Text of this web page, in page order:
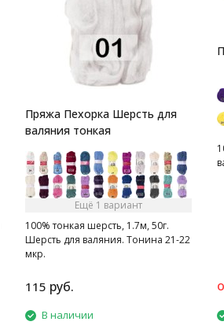
Пряжа Пехорка Шерсть для
валяния тонкая
Ещё 1 вариант
100% тонкая шерсть, 1.7м, 50г.
Шерсть для валяния. Тонина 21-22
мкр.
115 руб.
В наличии